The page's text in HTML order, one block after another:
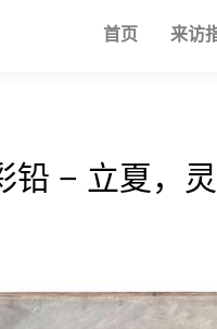
首页 来访
铅 − 立夏，